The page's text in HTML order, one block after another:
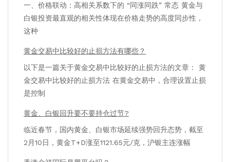
一、价格联动：高相关系数下的 “同涨同跌” 常态 黄金与
白银投资最直观的相关性体现在价格走势的高度同步性，
这种
黄金交易中比较好的止损方法有哪些？
以下是一篇关于黄金交易中比较好的止损方法的文章： 黄
金交易中比较好的止损方法 在黄金交易中，合理设置止损
是控制
黄金、白银回升要不要持仓过节?
临近春节，国内黄金、白银市场延续强势回升态势，截至
2月10日，黄金T+D涨至1121.65元/克，沪银主连涨幅